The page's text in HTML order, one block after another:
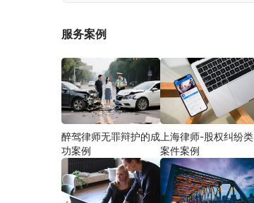
服务案例
醉驾律师无罪辩护的成
功案例
上海律师-股权纠纷类
案件案例